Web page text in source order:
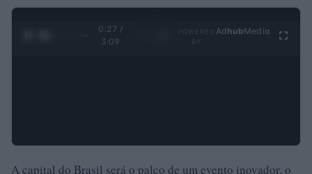
0:28 /
3:09
Ad hubMedia
A capital do Brasil será o palco de um evento inovador, o